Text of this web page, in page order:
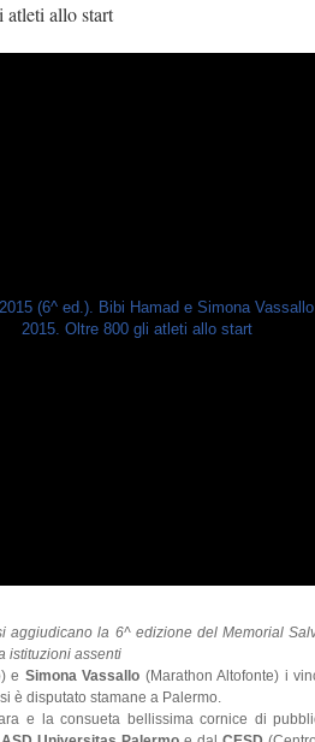
allo start
aggiudicano la 6^ edizione del Memorial
istituzioni assenti
e Simona Vassallo (Marathon Altofonte) i
è disputato stamane a Palermo.
e la consueta bellissima cornice di